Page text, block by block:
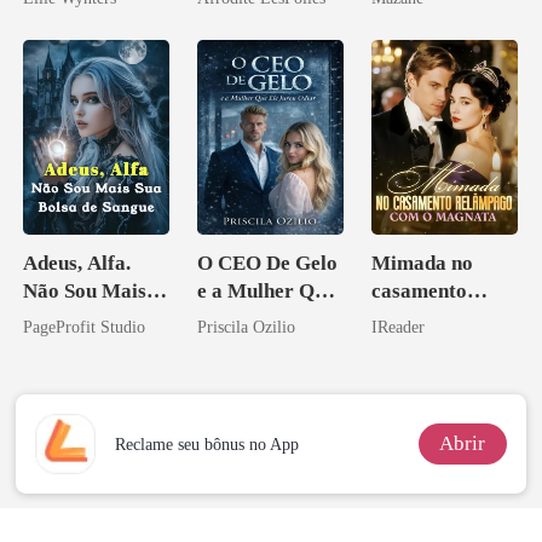
Adeus, Alfa.
Não Sou Mais
Sua Bolsa de
PageProfit Studio
O CEO De Gelo
e a Mulher Que
Ele Jurou Odiar
Priscila Ozilio
Mimada no
casamento
relâmpago com
IReader
Reclame seu bônus no App Abrir